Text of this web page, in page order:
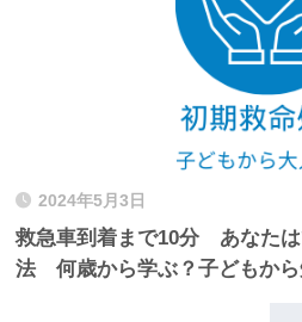
2024年5月3日
救急車到着まで10分 あなた
法 何歳から学ぶ？子どもから